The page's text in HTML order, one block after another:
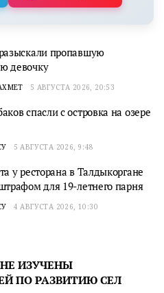
пропавшую
девочку
5 АВГУСТА 2026, 20:53
спасли с островка на озере
5 АВГУСТА 2026, 9:48
у ресторана в Талдыкоргане
для 19-летнего парня
4 АВГУСТА 2026, 10:30
ИЗУЧЕНЫ
ПО РАЗВИТИЮ СЕЛ